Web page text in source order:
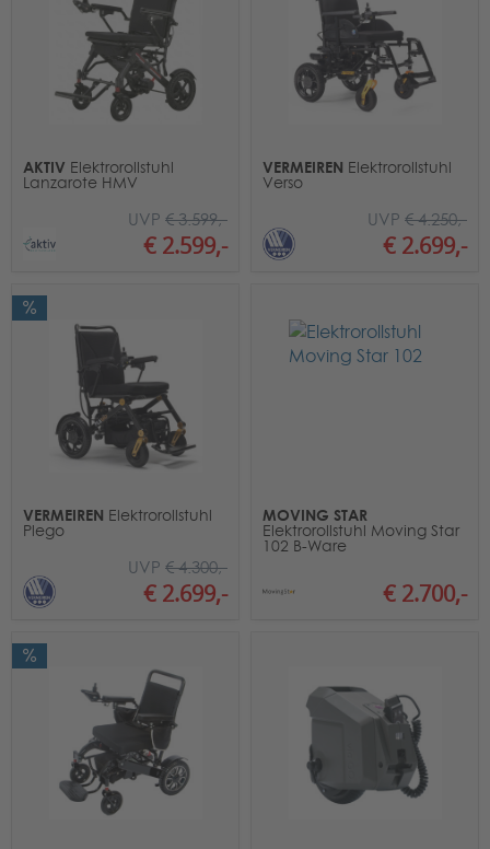
AKTIV Elektrorollstuhl
Lanzarote HMV
€ 2.599,-
UVP € 3.599,-
VERMEIREN Elektrorollstuhl
Verso
€ 2.699,-
UVP € 4.250,-
VERMEIREN Elektrorollstuhl
Plego
€ 2.699,-
UVP € 4.300,-
MOVING STAR
Elektrorollstuhl Moving Star
102 B-Ware
€ 2.700,-